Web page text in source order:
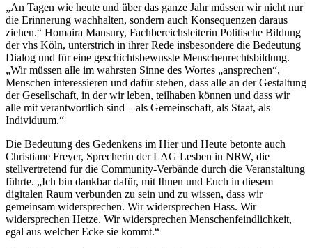
„An Tagen wie heute und über das ganze Jahr müssen wir nicht nur
die Erinnerung wachhalten, sondern auch Konsequenzen daraus
ziehen.“ Homaira Mansury, Fachbereichsleiterin Politische Bildung
der vhs Köln, unterstrich in ihrer Rede insbesondere die Bedeutung
Dialog und für eine geschichtsbewusste Menschenrechtsbildung.
„Wir müssen alle im wahrsten Sinne des Wortes „ansprechen“,
Menschen interessieren und dafür stehen, dass alle an der Gestaltung
der Gesellschaft, in der wir leben, teilhaben können und dass wir
alle mit verantwortlich sind – als Gemeinschaft, als Staat, als
Individuum.“
Die Bedeutung des Gedenkens im Hier und Heute betonte auch
Christiane Freyer, Sprecherin der LAG Lesben in NRW, die
stellvertretend für die Community-Verbände durch die Veranstaltung
führte. „Ich bin dankbar dafür, mit Ihnen und Euch in diesem
digitalen Raum verbunden zu sein und zu wissen, dass wir
gemeinsam widersprechen. Wir widersprechen Hass. Wir
widersprechen Hetze. Wir widersprechen Menschenfeindlichkeit,
egal aus welcher Ecke sie kommt.“